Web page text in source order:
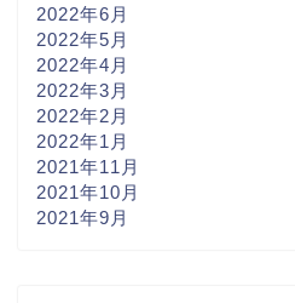
2022年6月
2022年5月
2022年4月
2022年3月
2022年2月
2022年1月
2021年11月
2021年10月
2021年9月